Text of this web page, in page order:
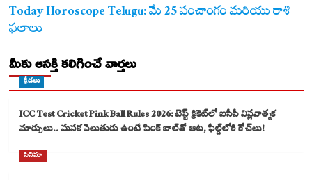
Today Horoscope Telugu: మే 25 పంచాంగం మరియు రాశి
ఫలాలు
మీకు ఆసక్తి కలిగించే వార్తలు
క్రీడలు
ICC Test Cricket Pink Ball Rules 2026: టెస్ట్ క్రికెట్‌లో ఐసీసీ విప్లవాత్మక
మార్పులు.. మసక వెలుతురు ఉంటే పింక్ బాల్‌తో ఆట, ఫీల్డ్‌లోకి కోచ్‌లు!
సినిమా